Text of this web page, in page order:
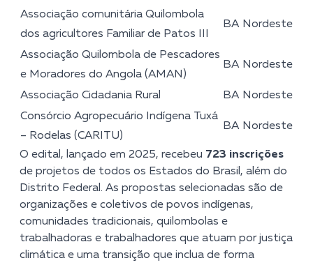
Associação comunitária Quilombola
dos agricultores Familiar de Patos III
BA Nordeste
Associação Quilombola de Pescadores
e Moradores do Angola (AMAN)
BA Nordeste
Associação Cidadania Rural BA Nordeste
Consórcio Agropecuário Indígena Tuxá
– Rodelas (CARITU)
BA Nordeste
O edital, lançado em 2025, recebeu 723 inscrições
de projetos de todos os Estados do Brasil, além do
Distrito Federal. As propostas selecionadas são de
organizações e coletivos de povos indígenas,
comunidades tradicionais, quilombolas e
trabalhadoras e trabalhadores que atuam por justiça
climática e uma transição que inclua de forma